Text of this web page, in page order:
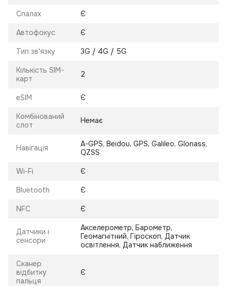
Спалах Є
Автофокус Є
Тип зв'язку 3G / 4G / 5G
Кількість SIM-
карт
2
eSIM Є
Комбінований
слот
Немає
Навігація
A-GPS, Beidou, GPS, Galileo, Glonass,
QZSS
Wi-Fi Є
Bluetooth Є
NFC Є
Датчики і
сенсори
Акселерометр, Барометр,
Геомагнітний, Гіроскоп, Датчик
освітлення, Датчик наближення
Сканер
відбитку
пальця
Є